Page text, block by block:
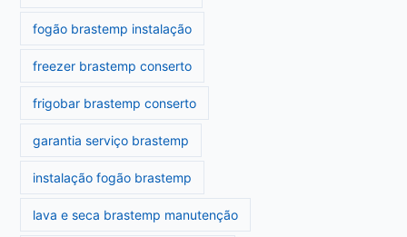
fogão brastemp instalação
freezer brastemp conserto
frigobar brastemp conserto
garantia serviço brastemp
instalação fogão brastemp
lava e seca brastemp manutenção